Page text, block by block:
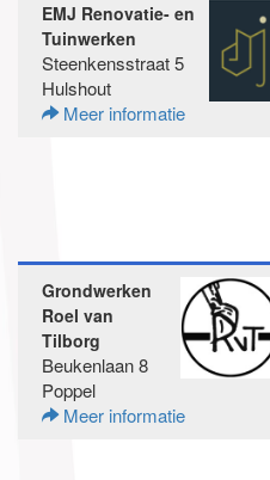
EMJ Renovatie- en
Tuinwerken
Steenkensstraat 5
Hulshout
Meer informatie
Grondwerken
Roel van
Tilborg
Beukenlaan 8
Poppel
Meer informatie